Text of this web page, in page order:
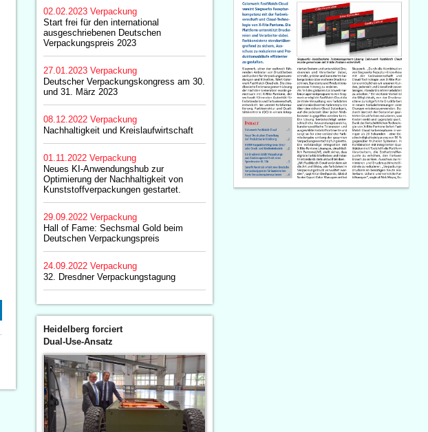
02.02.2023 Verpackung
Start frei für den international
ausgeschriebenen Deutschen
Verpackungspreis 2023
27.01.2023 Verpackung
Deutscher Verpackungskongress am 30.
und 31. März 2023
08.12.2022 Verpackung
Nachhaltigkeit und Kreislaufwirtschaft
01.11.2022 Verpackung
Neues KI-Anwendungshub zur
Optimierung der Nachhaltigkeit von
Kunststoffverpackungen gestartet.
29.09.2022 Verpackung
Hall of Fame: Sechsmal Gold beim
Deutschen Verpackungspreis
24.09.2022 Verpackung
32. Dresdner Verpackungstagung
Heidelberg forciert
Dual-Use-Ansatz